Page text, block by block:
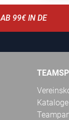
99€ IN DE
Kataloge